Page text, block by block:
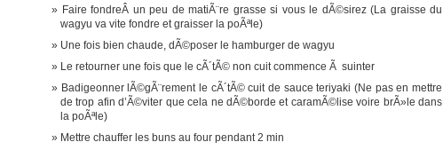
Faire fondreÂ un peu de matiÃ¨re grasse si vous le dÃ©sirez (La graisse du
wagyu va vite fondre et graisser la poÃªle)
Une fois bien chaude, dÃ©poser le hamburger de wagyu
Le retourner une fois que le cÃ´tÃ© non cuit commence Ã suinter
Badigeonner lÃ©gÃ¨rement le cÃ´tÃ© cuit de sauce teriyaki (Ne pas en mettre
de trop afin d’Ã©viter que cela ne dÃ©borde et caramÃ©lise voire brÃ»le dans
la poÃªle)
Mettre chauffer les buns au four pendant 2 min